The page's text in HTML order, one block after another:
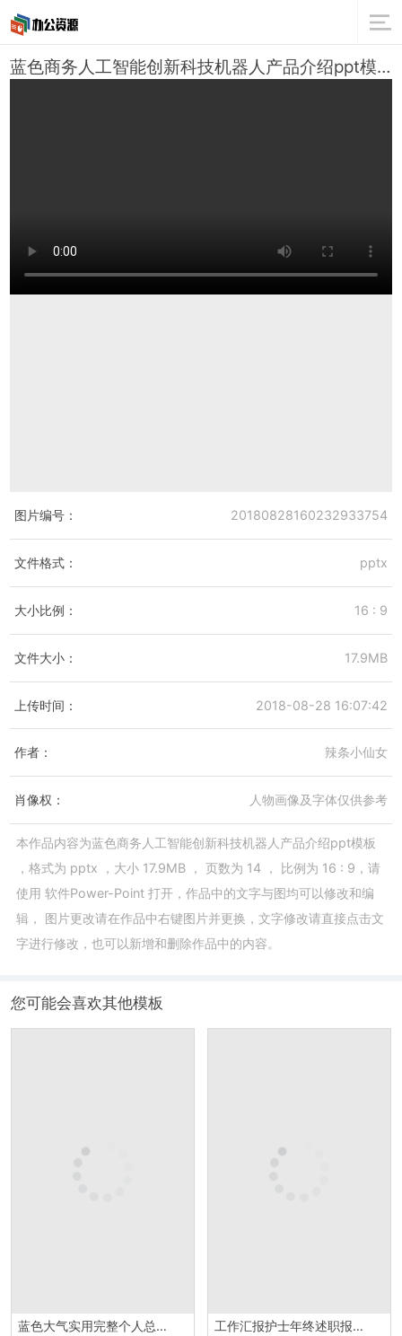
蓝色商务人工智能创新科技机器人产品介绍ppt模板
图片编号： 20180828160232933754
文件格式： pptx
大小比例： 16 : 9
文件大小： 17.9MB
上传时间： 2018-08-28 16:07:42
作者： 辣条小仙女
肖像权： 人物画像及字体仅供参考
本作品内容为蓝色商务人工智能创新科技机器人产品介绍ppt模板
，格式为 pptx ，大小 17.9MB， 页数为 14， 比例为 16 : 9 ，请
使用 软件Power-Point 打开，作品中的文字与图均可以修改和编
辑， 图片更改请在作品中右键图片并更换，文字修改请直接点击文
字进行修改，也可以新增和删除作品中的内容。
您可能会喜欢其他模板
蓝色大气实用完整个人总结述职报告PPT模板 工作汇报护士年终述职报告PPT模板